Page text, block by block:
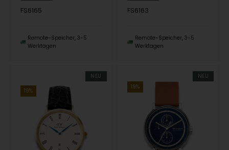
FS6165
Remote-Speicher, 3-5
Werktagen
FS6163
Remote-Speicher, 3-5
Werktagen
NEU
19%
NEU
19%